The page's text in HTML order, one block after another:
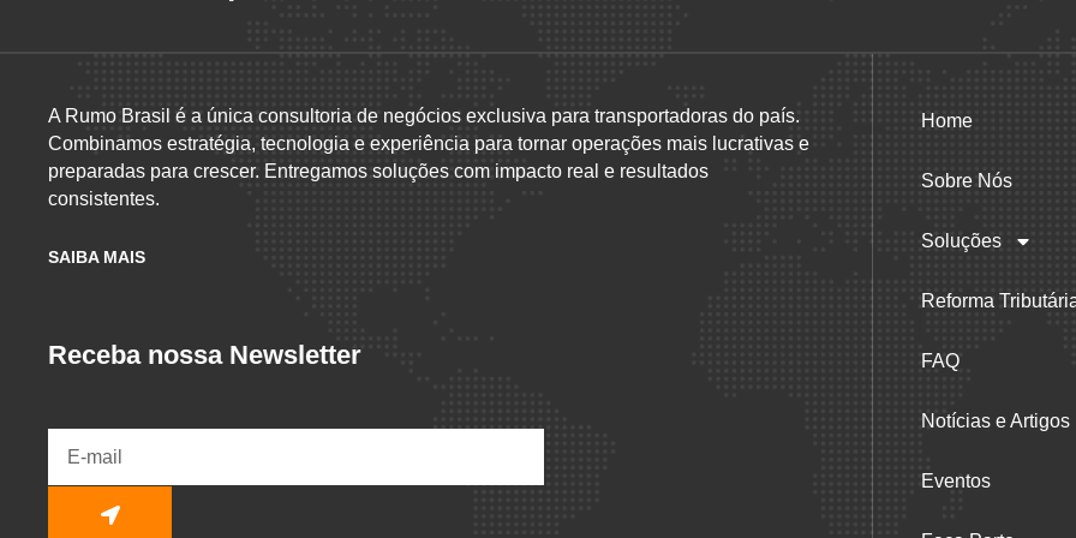
A Rumo Brasil é a única consultoria de negócios exclusiva para transportadoras do país.
Combinamos estratégia, tecnologia e experiência para tornar operações mais lucrativas e
preparadas para crescer. Entregamos soluções com impacto real e resultados
consistentes.
SAIBA MAIS
Receba nossa Newsletter
Home
Sobre Nós
Soluções
Reforma
FAQ
Notícias e Artigos
Eventos